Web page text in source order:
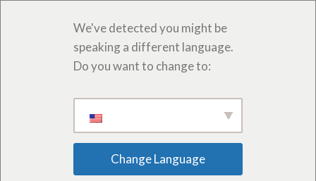
We've detected you might be
speaking a different language.
Do you want to change to:
Change Language